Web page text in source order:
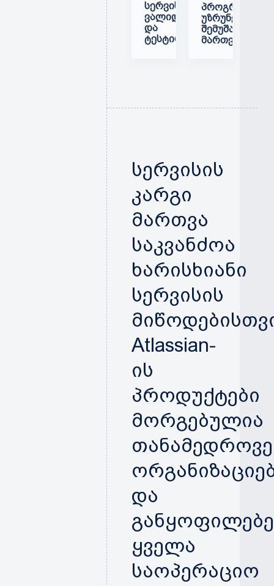
ᲡᲔᲠᲕᲘᲡᲔᲑᲘᲡ
ᲕᲐᲚᲘᲓᲐᲪᲘᲐ
ᲓᲐ
ᲢᲔᲡᲢᲘᲠᲔᲑᲐ
ᲞᲠᲝᲒᲠᲐᲛᲣᲚᲘ
ᲨᲔᲛᲣᲨᲐᲕᲔᲑᲘᲡ
ᲛᲐᲠᲗᲕᲐ
სერვისის
კარგი
მართვა
საკვანძოა
ხარისხიანი
სერვისის
Atlassian-
ის
პროდუქტები
მორგებულია
თანამედროვე
და
ყველა
საოპერაციო